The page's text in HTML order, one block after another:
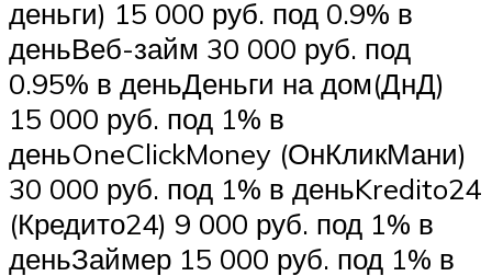
деньги) 15 000 руб. под 0.9% в
деньВеб-займ 30 000 руб. под
0.95% в деньДеньги на дом(ДнД)
15 000 руб. под 1% в
деньOneClickMoney (ОнКликМани)
30 000 руб. под 1% в деньKredito24
(Кредито24) 9 000 руб. под 1% в
деньЗаймер 15 000 руб. под 1% в